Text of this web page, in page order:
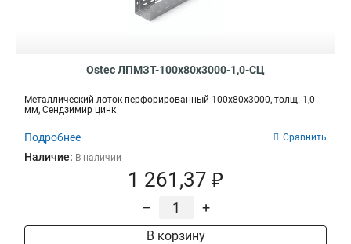
Ostec ЛПМЗТ-100х80х3000-1,0-СЦ
Металлический лоток перфорированный 100х80х3000, толщ. 1,0
мм, Сендзимир цинк
Подробнее Сравнить
Наличие: В наличии
1 261,37 ₽
– +
В корзину